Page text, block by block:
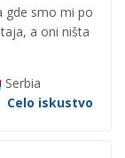
gde smo mi po
a oni ništa
Serbia
Celo iskustvo